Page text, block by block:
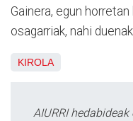
Gainera, egun
osagarriak, nahi
KIROLA
AIURRI